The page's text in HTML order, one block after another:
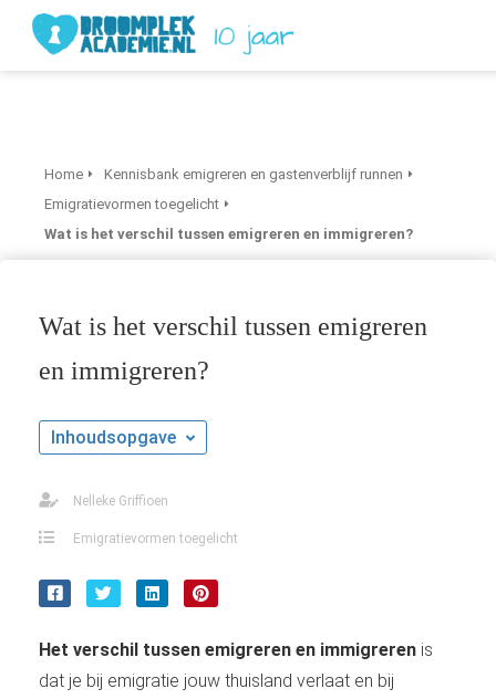
Home
Kennisbank emigreren en gastenverblijf runnen
Emigratievormen toegelicht
Wat is het verschil tussen emigreren en immigreren?
Wat is het verschil tussen emigreren
en immigreren?
Inhoudsopgave
Nelleke Griffioen
Emigratievormen toegelicht
Het verschil tussen emigreren en immigreren is
dat je bij emigratie jouw thuisland verlaat en bij